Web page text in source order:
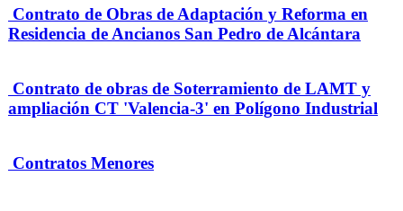
Contrato de Obras de Adaptación y Reforma en
Residencia de Ancianos San Pedro de Alcántara
Contrato de obras de Soterramiento de LAMT y
ampliación CT 'Valencia-3' en Polígono Industrial
Contratos Menores